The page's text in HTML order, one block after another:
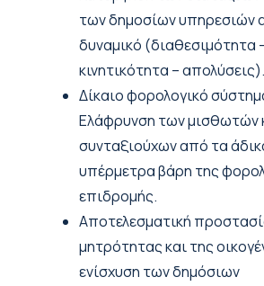
των δημοσίων υπηρεσιών
δυναμικό (διαθεσιμότητα
κινητικότητα – απολύσεις).
Δίκαιο φορολογικό
Ελάφρυνση των μισθωτών
συνταξιούχων από τα
υπέρμετρα βάρη της
επιδρομής.
Αποτελεσματική
μητρότητας και της
ενίσχυση των δημόσιων